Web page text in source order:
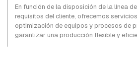
En función de la disposición de la línea
requisitos del cliente, ofrecemos
optimización de equipos y procesos de
garantizar una producción flexible y